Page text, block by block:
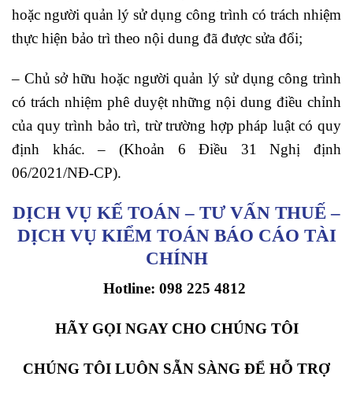
hoặc người quản lý sử dụng công trình có trách nhiệm
thực hiện bảo trì theo nội dung đã được sửa đổi;
– Chủ sở hữu hoặc người quản lý sử dụng công trình
có trách nhiệm phê duyệt những nội dung điều chỉnh
của quy trình bảo trì, trừ trường hợp pháp luật có quy
định khác. – (Khoản 6 Điều 31 Nghị định
06/2021/NĐ-CP).
DỊCH VỤ KẾ TOÁN – TƯ VẤN THUẾ –
DỊCH VỤ KIỂM TOÁN BÁO CÁO TÀI
CHÍNH
Hotline: 098 225 4812
HÃY GỌI NGAY CHO CHÚNG TÔI
CHÚNG TÔI LUÔN SẴN SÀNG ĐỂ HỖ TRỢ